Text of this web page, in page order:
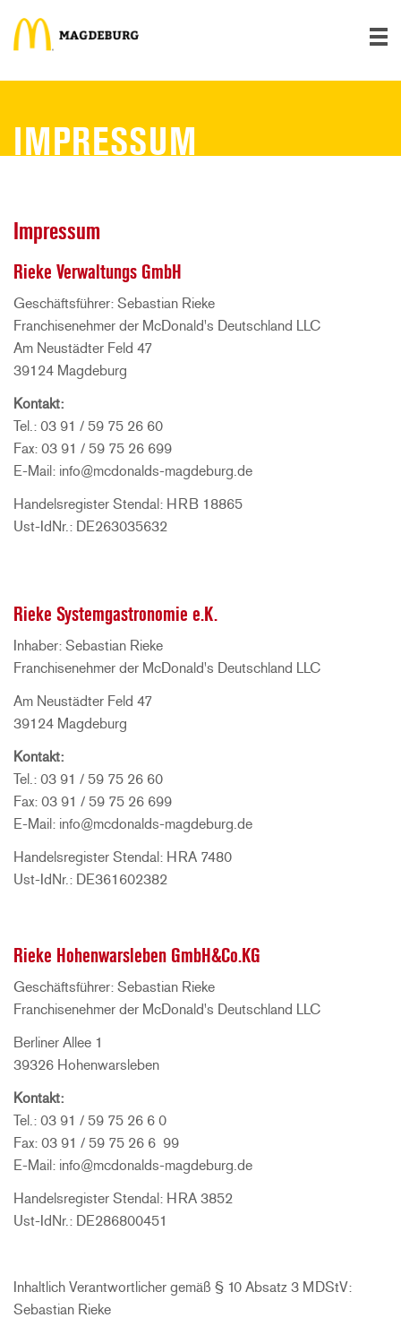
IMPRESSUM
Impressum
Rieke Verwaltungs GmbH
Geschäftsführer: Sebastian Rieke
Franchisenehmer der McDonald's Deutschland LLC
Am Neustädter Feld 47
39124 Magdeburg
Kontakt:
Tel.: 03 91 / 59 75 26 60
Fax: 03 91 / 59 75 26 699
E-Mail: info@mcdonalds-magdeburg.de
Handelsregister Stendal: HRB 18865
Ust-IdNr.: DE263035632
Rieke Systemgastronomie e.K.
Inhaber: Sebastian Rieke
Franchisenehmer der McDonald's Deutschland LLC
Am Neustädter Feld 47
39124 Magdeburg
Kontakt:
Tel.: 03 91 / 59 75 26 60
Fax: 03 91 / 59 75 26 699
E-Mail: info@mcdonalds-magdeburg.de
Handelsregister Stendal: HRA 7480
Ust-IdNr.: DE361602382
Rieke Hohenwarsleben GmbH&Co.KG
Geschäftsführer: Sebastian Rieke
Franchisenehmer der McDonald's Deutschland LLC
Berliner Allee 1
39326 Hohenwarsleben
Kontakt:
Tel.: 03 91 / 59 75 26 6 0
Fax: 03 91 / 59 75 26 6 99
E-Mail: info@mcdonalds-magdeburg.de
Handelsregister Stendal: HRA 3852
Ust-IdNr.: DE286800451
Inhaltlich Verantwortlicher gemäß § 10 Absatz 3 MDStV:
Sebastian Rieke